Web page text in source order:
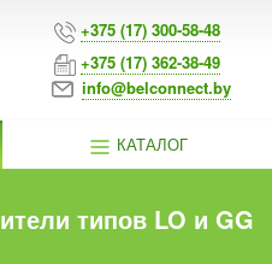
+375 (17) 300-58-48
+375 (17) 362-38-49
info@belconnect.by
КАТАЛОГ
типов LO и GG